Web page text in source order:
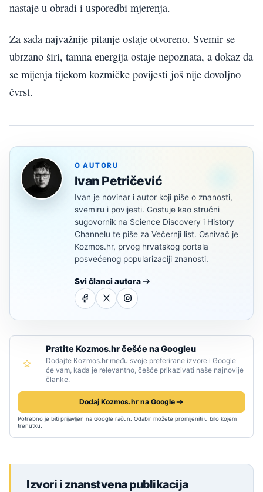
nastaje u obradi i usporedbi mjerenja.
Za sada najvažnije pitanje ostaje otvoreno. Svemir se
ubrzano širi, tamna energija ostaje nepoznata, a dokaz da
se mijenja tijekom kozmičke povijesti još nije dovoljno
čvrst.
O AUTORU
Ivan Petričević
Ivan je novinar i autor koji piše o znanosti,
svemiru i povijesti. Gostuje kao stručni
sugovornik na Science Discovery i History
Channelu te piše za Večernji list. Osnivač je
Kozmos.hr, prvog hrvatskog portala
posvećenog popularizaciji znanosti.
Svi članci autora
Pratite Kozmos.hr češće na Googleu
Dodajte Kozmos.hr među svoje preferirane izvore i Google
će vam, kada je relevantno, češće prikazivati naše najnovije
članke.
Dodaj Kozmos.hr na Google
Potrebno je biti prijavljen na Google račun. Odabir možete promijeniti u bilo kojem
trenutku.
Izvori i znanstvena publikacija